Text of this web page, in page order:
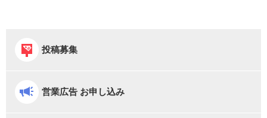
投稿募集
営業広告 お申し込み